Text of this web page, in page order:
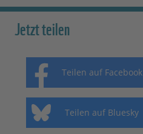
Jetzt teilen
Teilen auf Facebook
Teilen auf Bluesky